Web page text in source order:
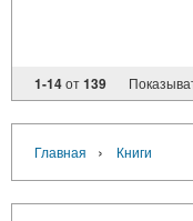
1-14от139
Главная › Книги